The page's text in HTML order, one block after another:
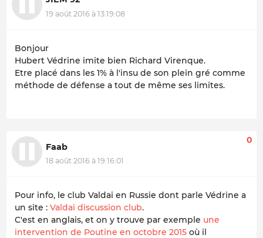
19 août 2016 à 13:19:08
Bonjour
Hubert Védrine imite bien Richard Virenque.
Etre placé dans les 1% à l'insu de son plein gré comme
méthode de défense a tout de même ses limites.
Faab
18 août 2016 à 19:16:01
0
Pour info, le club Valdai en Russie dont parle Védrine a
un site : Valdai discussion club.
C'est en anglais, et on y trouve par exemple une
intervention de Poutine en octobre 2015 où il